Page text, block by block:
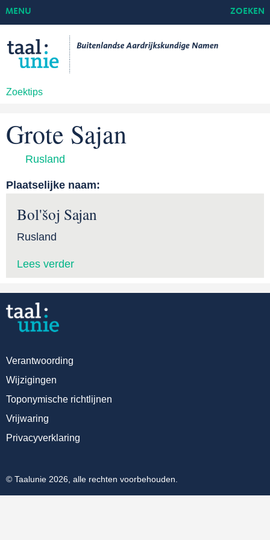
Zoektips
MENU ZOEKEN
Grote Sajan
Rusland
Plaatselijke naam:
Bol'šoj Sajan
Rusland
Lees verder
Verantwoording
Wijzigingen
Toponymische richtlijnen
Vrijwaring
Privacyverklaring
© Taalunie 2026, alle rechten voorbehouden.